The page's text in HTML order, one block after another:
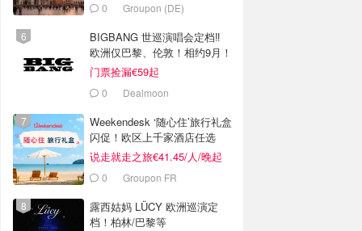
0 Groupon (DE)
BIGBANG 世巡演唱会定档‼️
欧洲仅巴黎、伦敦！相约9月！
门票捡漏€59起
0 Dealmoon
Weekendesk ‘随心住’旅行礼盒
闪促！欧区上千家酒店任选
说走就走之旅€41.45/人/晚起
0 Groupon FR
露西姑妈 LÜCY 欧洲巡演定
档！柏林/巴黎等